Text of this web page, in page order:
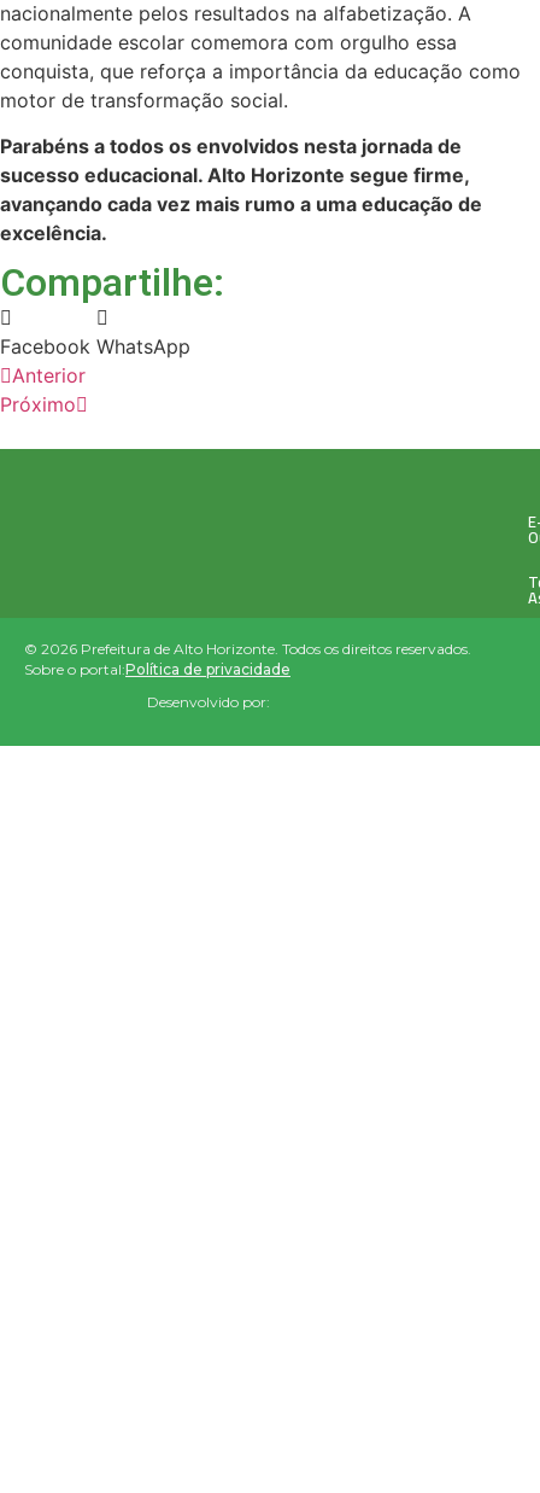
nacionalmente pelos resultados na alfabetização. A
comunidade escolar comemora com orgulho essa
conquista, que reforça a importância da educação como
motor de transformação social.
Parabéns a todos os envolvidos nesta jornada de
sucesso educacional. Alto Horizonte segue firme,
avançando cada vez mais rumo a uma educação de
excelência.
Compartilhe:
Facebook WhatsApp
Anterior
Próximo
© 2026 Prefeitura de Alto Horizonte. Todos os direitos reservados.
Sobre o portal:Política de privacidade
Desenvolvido por: